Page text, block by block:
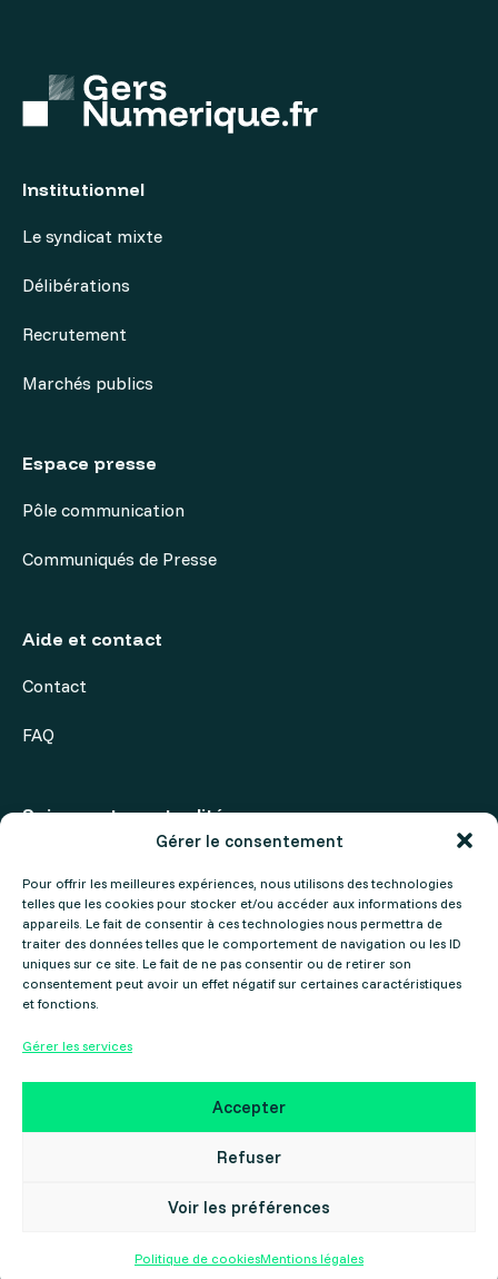
Gérer le consentement
Pour offrir les meilleures expériences, nous utilisons des technologies
telles que les cookies pour stocker et/ou accéder aux informations des
appareils. Le fait de consentir à ces technologies nous permettra de
traiter des données telles que le comportement de navigation ou les ID
uniques sur ce site. Le fait de ne pas consentir ou de retirer son
consentement peut avoir un effet négatif sur certaines caractéristiques
et fonctions.
Gérer les services
Accepter
Refuser
Voir les préférences
Politique de cookiesMentions légales
Institutionnel
Le syndicat mixte
Délibérations
Recrutement
Marchés publics
Espace presse
Pôle communication
Communiqués de Presse
Aide et contact
Contact
FAQ
Suivez notre actualité
Agenda
Politique de confidentialité
Copyright ©2025 Gers Numérique – Réalisé par le
Collectif Cosme